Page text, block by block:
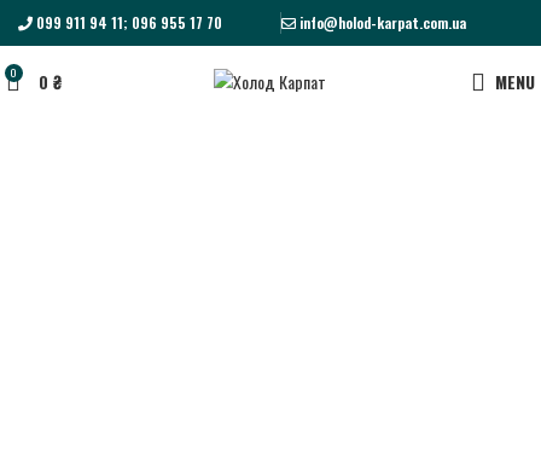
099 911 94 11; 096 955 17 70 info@holod-karpat.com.ua
0 0 ₴ MENU